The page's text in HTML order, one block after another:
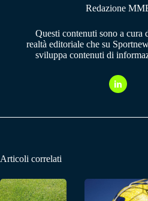
Redazione
Questi contenuti sono a cura
realtà editoriale che su
sviluppa contenuti di
Articoli correlati